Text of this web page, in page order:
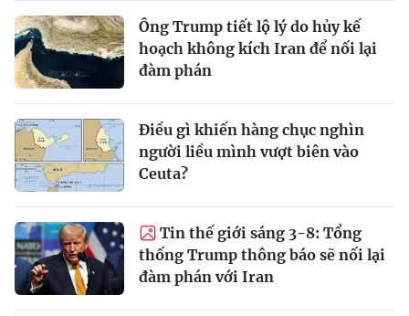
Ông Trump tiết lộ lý do hủy kế
hoạch không kích Iran để nối lại
đàm phán
Điều gì khiến hàng chục nghìn
người liều mình vượt biên vào
Ceuta?
Tin thế giới sáng 3-8: Tổng
thống Trump thông báo sẽ nối lại
đàm phán với Iran